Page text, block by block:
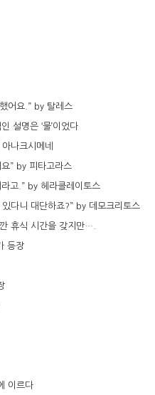
어요.” by 탈레스
설명은 ‘물’이었다
나크시메네
” by 피타고라스
고.” by 헤라클레이토스
다니 대단하죠?” by 데모크리토스
휴식 시간을 갖지만….
등장
이르다